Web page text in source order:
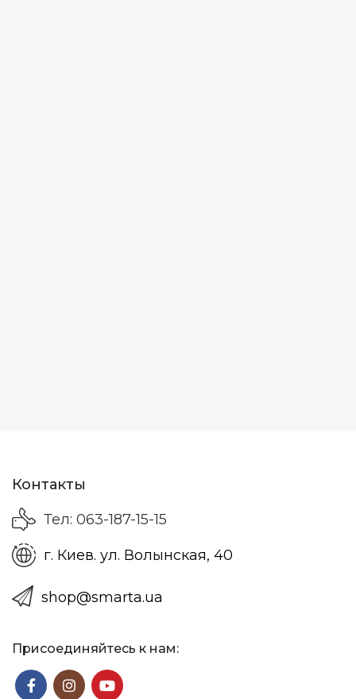
Контакты
Тел: 063-187-15-15
г. Киев. ул. Волынская, 40
shop@smarta.ua
Присоединяйтесь к нам: